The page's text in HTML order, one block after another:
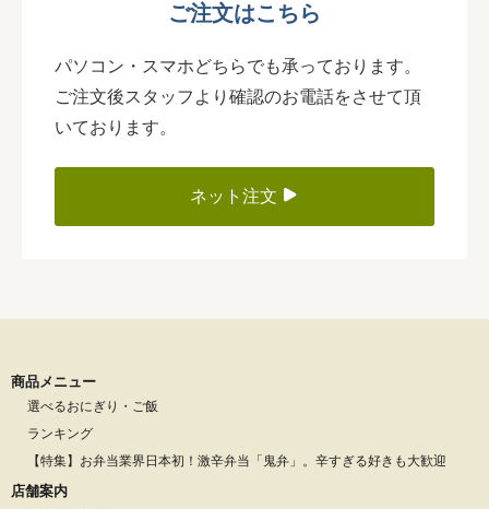
ご注文はこちら
パソコン・スマホどちらでも承っております。
ご注文後スタッフより確認のお電話をさせて頂
いております。
ネット注文
商品メニュー
選べるおにぎり・ご飯
ランキング
【特集】お弁当業界日本初！激辛弁当「鬼弁」。辛すぎる好きも大歓迎
店舗案内